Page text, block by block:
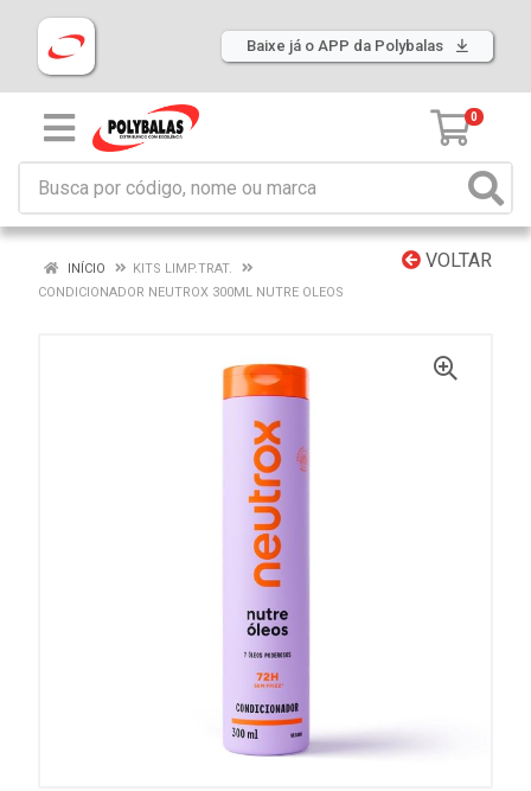
Baixe já o APP da Polybalas
0
VOLTAR
INÍCIO
KITS LIMP.TRAT.
CONDICIONADOR NEUTROX 300ML NUTRE OLEOS